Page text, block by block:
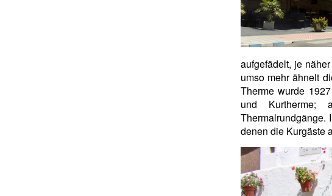
aufgefädelt, je
umso mehr ähnelt
Therme wurde
und Kurtherme;
Thermalrundgänge.
denen die Kurgäste